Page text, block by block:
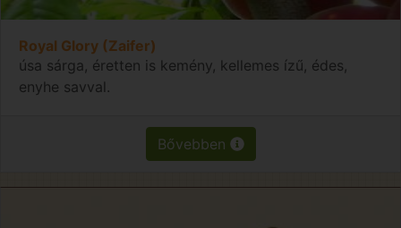
Royal Glory (Zaifer)
úsa sárga, éretten is kemény, kellemes ízű, édes,
enyhe savval.
Bővebben